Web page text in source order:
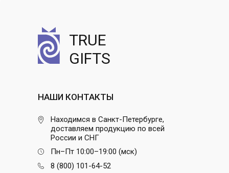
TRUE
GIFTS
НАШИ КОНТАКТЫ
Находимся в Санкт-Петербурге,
доставляем продукцию по всей
России и СНГ
Пн–Пт 10:00–19:00 (мск)
8 (800) 101-64-52